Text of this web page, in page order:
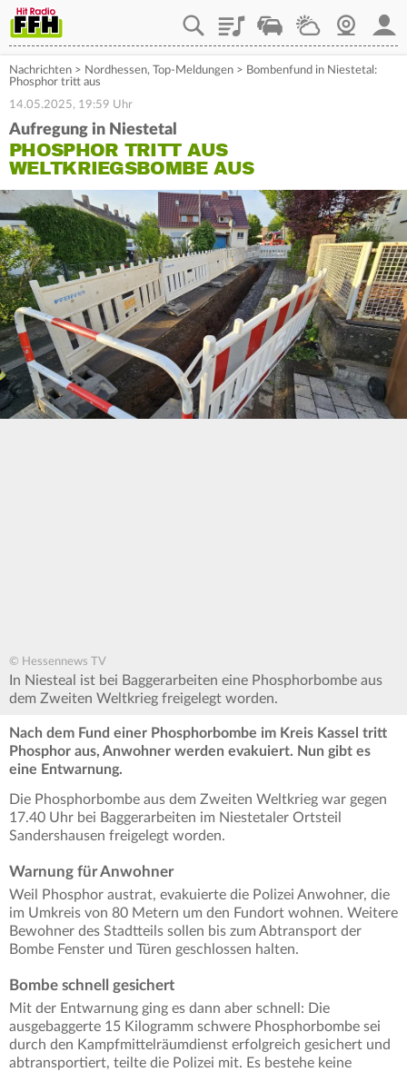
PlaylistStaupilotWetterWebcam
Nachrichten > Nordhessen, Top-Meldungen > Bombenfund in Niestetal:
Phosphor tritt aus
14.05.2025, 19:59 Uhr
Aufregung in Niestetal
PHOSPHOR TRITT AUS
WELTKRIEGSBOMBE AUS
© Hessennews TV
In Niesteal ist bei Baggerarbeiten eine Phosphorbombe aus
dem Zweiten Weltkrieg freigelegt worden.
Nach dem Fund einer Phosphorbombe im Kreis Kassel tritt
Phosphor aus, Anwohner werden evakuiert. Nun gibt es
eine Entwarnung.
Die Phosphorbombe aus dem Zweiten Weltkrieg war gegen
17.40 Uhr bei Baggerarbeiten im Niestetaler Ortsteil
Sandershausen freigelegt worden.
Warnung für Anwohner
Weil Phosphor austrat, evakuierte die Polizei Anwohner, die
im Umkreis von 80 Metern um den Fundort wohnen. Weitere
Bewohner des Stadtteils sollen bis zum Abtransport der
Bombe Fenster und Türen geschlossen halten.
Bombe schnell gesichert
Mit der Entwarnung ging es dann aber schnell: Die
ausgebaggerte 15 Kilogramm schwere Phosphorbombe sei
durch den Kampfmittelräumdienst erfolgreich gesichert und
abtransportiert, teilte die Polizei mit. Es bestehe keine